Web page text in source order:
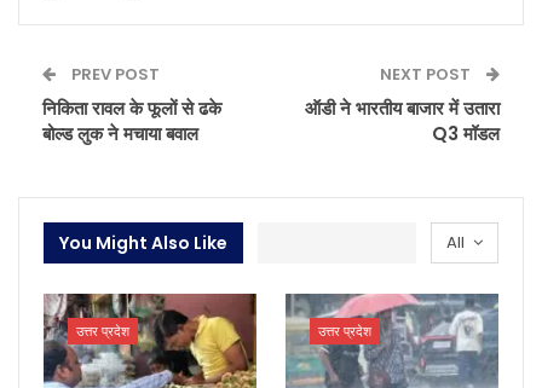
PREV POST
निकिता रावल के फूलों से ढके
बोल्ड लुक ने मचाया बवाल
NEXT POST
ऑडी ने भारतीय बाजार में उतारा
Q3 मॉडल
All
You Might Also Like
उत्तर प्रदेश उत्तर प्रदेश